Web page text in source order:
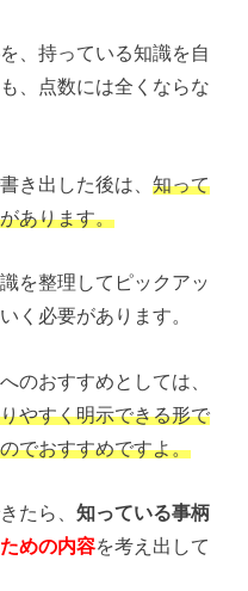
を、持っている知識を自
、点数には全くならな
き出した後は、知って
あります。
を整理してピックアッ
く必要があります。
のおすすめとしては、
やすく明示できる形で
でおすすめですよ。
たら、知っている事柄
めの内容を考え出して